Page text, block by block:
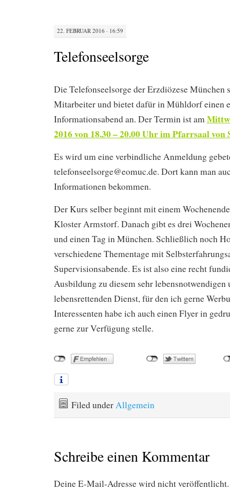
22. FEBRUAR 2016 · 16:59
Telefonseelsorge
Die Telefonseelsorge der Erzdiözese München
Mitarbeiter und bietet dafür in Mühldorf einen
Informationsabend an. Der Termin ist am
2016 von 18.30 – 20.00 Uhr im Pfarrsaal von
Es wird um eine verbindliche Anmeldung
telefonseelsorge@eomuc.de. Dort kann man
Informationen bekommen.
Der Kurs selber beginnt mit einem
Kloster Armstorf. Danach gibt es drei
und einen Tag in München. Schließlich noch
verschiedene Thementage mit
Supervisionsabende. Es ist also eine recht
Ausbildung zu diesem sehr lebensnotwendigen
lebensrettenden Dienst, für den ich gerne
Interessenten habe ich auch einen Flyer in
gerne zur Verfügung stelle.
Filed underAllgemein
Schreibe einen Kommentar
Deine E-Mail-Adresse wird nicht veröffentlicht.